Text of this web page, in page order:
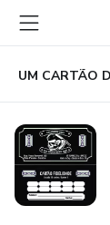
para
conteúdo
principal
para
pagamento
para
rodapé